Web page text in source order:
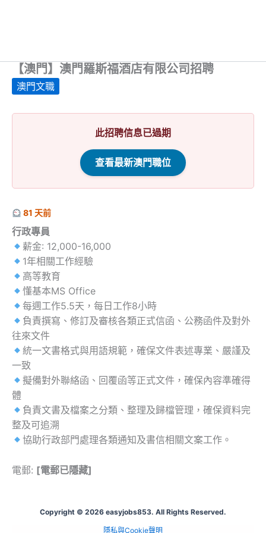
【澳門】澳門羅斯福酒店有限公司招聘
澳門文職
此招聘信息已過期
查看最新澳門職位
81 天前
行政專員
薪金: 12,000-16,000
1年相關工作經驗
高等教育
懂基本MS Office
每週工作5.5天，每日工作8小時
負責撰寫、修訂及審核各類正式信函、公務函件及對外
往來文件
統一文書格式與用語規範，確保文件表述專業、嚴謹及
一致
擬備對外聯絡函、回覆函等正式文件，確保內容準確得
體
負責文書及檔案之分類、整理及歸檔管理，確保資料完
整及可追溯
協助行政部門處理各類通知及書信相關文案工作。
電郵: [電郵已隱藏]
Copyright © 2026 easyjobs853. All Rights Reserved.
隱私與Cookie聲明